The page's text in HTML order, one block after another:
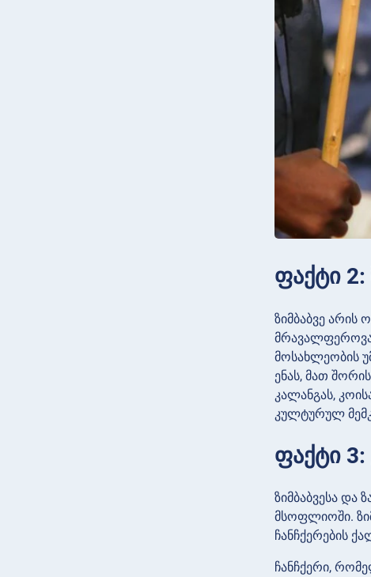
ფაქტი 2:
ზიმბაბვე არის
მოსახლეობის
ენას, მათ
კალანგას,
კულტურულ
ფაქტი
ზიმბაბვესა და
მსოფლიოში.
ჩანჩქერების
ჩანჩქერი,